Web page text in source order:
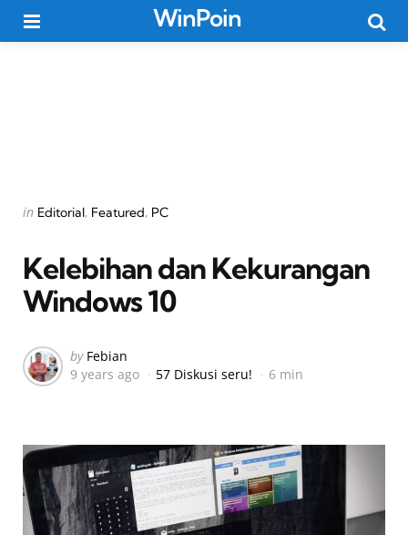
WinPoin
Categories
Posted
in Editorial Featured PC
Kelebihan dan Kekurangan
Windows 10
Posted
by
by Febian
9 years ago
57 Diskusi seru! 6 min